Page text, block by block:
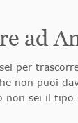
ad
per
non puoi
non sei il tipo